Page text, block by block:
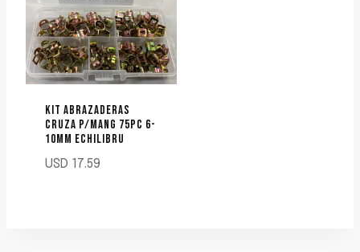
KIT ABRAZADERAS
CRUZA P/MANG 75PC 6-
10MM ECHILIBRU
USD 17.59